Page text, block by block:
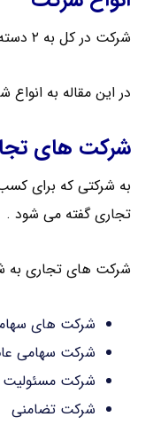
شرکت در کل به ۲ دسته شرکت های تجاری و شرکت های مدنی تقسیم می شود .
در این مقاله به
شرکت های
به شرکتی که برای
تجاری گفته می شود .
شرکت های تجاری به
شرکت های
شرکت سهامی
شرکت
شرکت تضامنی